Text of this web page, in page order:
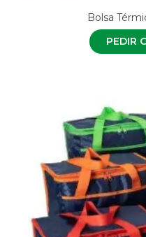
Bolsa
PEDIR